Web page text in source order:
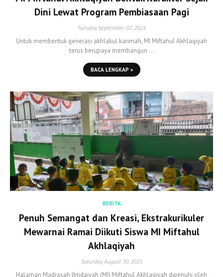
Dini Lewat Program Pembiasaan Pagi
Tuesday, September 02, 2025
Untuk membentuk generasi akhlakul karimah, MI Miftahul Akhlaqiyah
terus berupaya membangun …
BACA LENGKAP »
BERITA
Penuh Semangat dan Kreasi, Ekstrakurikuler
Mewarnai Ramai Diikuti Siswa MI Miftahul
Akhlaqiyah
Saturday, August 30, 2025
Halaman Madrasah Ibtidaiyah (MI) Miftahul Akhlaqiyah dipenuhi oleh